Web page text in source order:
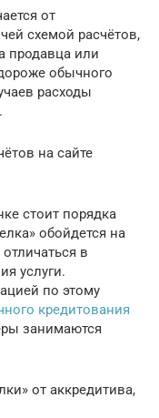
от
схемой расчётов,
продавца или
обычного
расходы
на сайте
стоит порядка
обойдется на
в
услуги.
по этому
кредитования
занимаются
от аккредитива,